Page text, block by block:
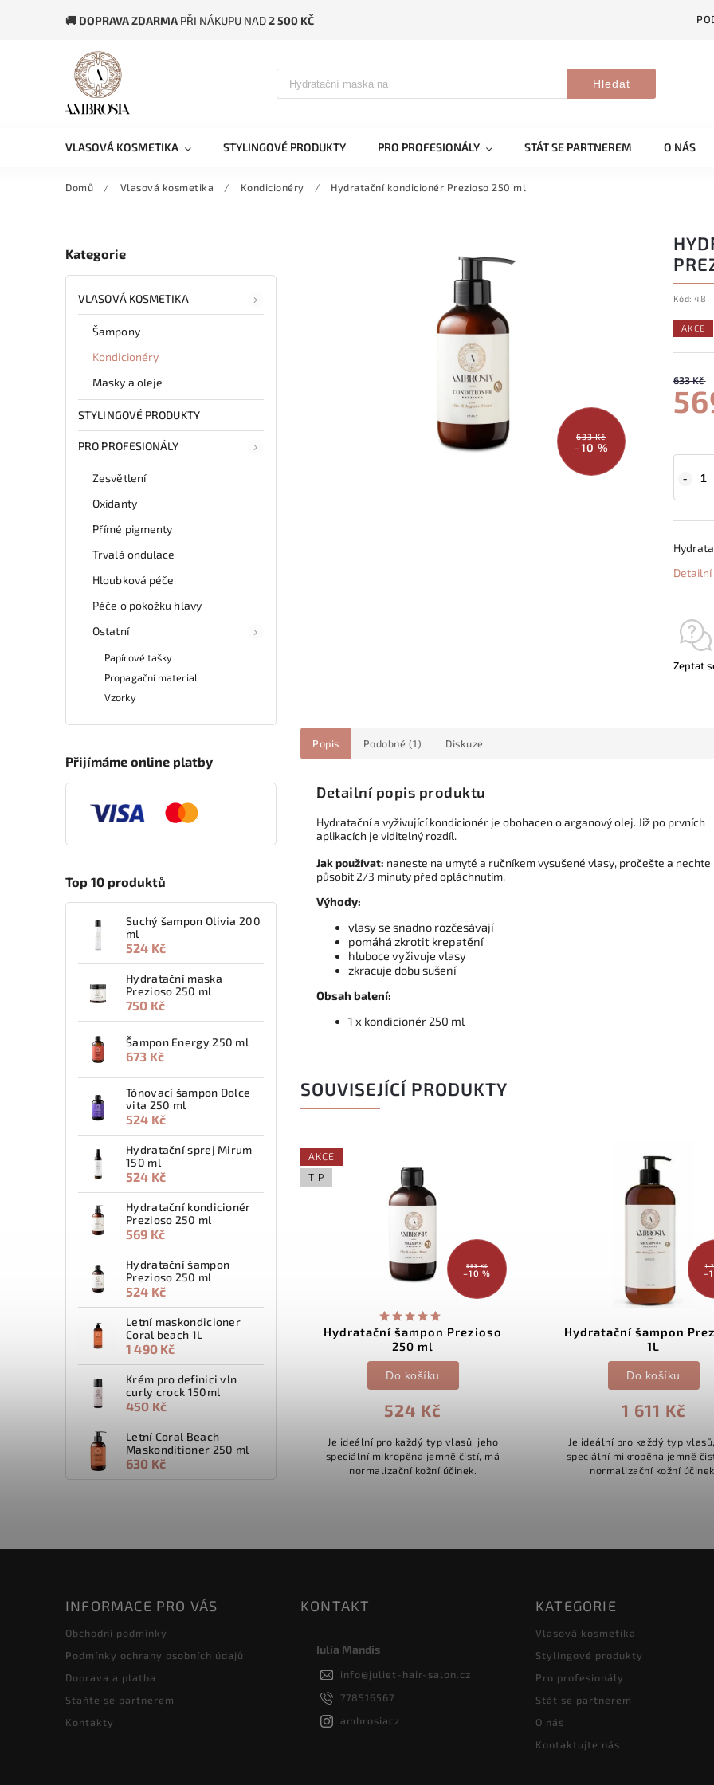
🚚 DOPRAVA ZDARMA PŘI NÁKUPU NAD2 500 KČ
Hledat
VLASOVÁ KOSMETIKA STYLINGOVÉ PRODUKTY PRO PROFESIONÁLY STÁT SE PARTNEREM O NÁS
Domů / Vlasová kosmetika / Kondicionéry / Hydratační kondicionér Prezioso 250 ml
Kategorie
VLASOVÁ KOSMETIKA
Šampony
Kondicionéry
Masky a oleje
STYLINGOVÉ PRODUKTY
PRO PROFESIONÁLY
Zesvětlení
Oxidanty
Přímé pigmenty
Trvalá ondulace
Hloubková péče
Péče o pokožku hlavy
Ostatní
Papírové tašky
Propagační material
Vzorky
Přijímáme online platby
Top 10 produktů
Suchý šampon Olivia 200
ml
524 Kč
Hydratační maska
Prezioso 250 ml
750 Kč
Šampon Energy 250 ml
673 Kč
Tónovací šampon Dolce
vita 250 ml
524 Kč
Hydratační sprej Mirum
150 ml
524 Kč
Hydratační kondicionér
Prezioso 250 ml
569 Kč
Hydratační šampon
Prezioso 250 ml
524 Kč
Letní maskondicioner
Coral beach 1L
1 490 Kč
Krém pro definici vln
curly crock 150ml
450 Kč
Letní Coral Beach
Maskonditioner 250 ml
630 Kč
633 Kč
–10 %
Kód: 48
AKCE
633 Kč
Zeptat
Popis Podobné (1) Diskuze
Detailní popis produktu
Hydratační a vyživující kondicionér je obohacen o arganový olej. Již po prvních
aplikacích je viditelný rozdíl.
Jak používat: naneste na umyté a ručníkem vysušené vlasy, pročešte a nechte
působit 2/3 minuty před opláchnutím.
Výhody:
vlasy se snadno rozčesávají
pomáhá zkrotit krepatění
hluboce vyživuje vlasy
zkracuje dobu sušení
Obsah balení:
1 x kondicionér 250 ml
SOUVISEJÍCÍ PRODUKTY
AKCE
TIP
583 Kč
–10 %
Hydratační šampon Prezioso
250 ml
524 Kč
Do košíku
Je ideální pro každý typ vlasů, jeho
speciální mikropěna jemně čistí, má
normalizační kožní účinek.
1
Hydratační šampon
1L
1 611 Kč
Do košíku
Je ideální pro každý typ
speciální mikropěna jemně
normalizační kožní
INFORMACE PRO VÁS
Obchodní podmínky
Podmínky ochrany osobních údajů
Doprava a platba
Staňte se partnerem
Kontakty
KONTAKT
Iulia Mandis
info@juliet-hair-salon.cz
778516567
ambrosiacz
KATEGORIE
Vlasová kosmetika
Stylingové produkty
Pro profesionály
Stát se partnerem
O nás
Kontaktujte nás